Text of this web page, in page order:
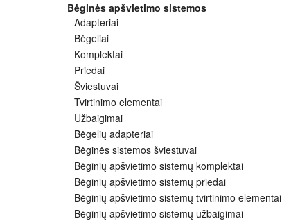
Bėginės apšvietimo sistemos
Adapteriai
Bėgeliai
Komplektai
Priedai
Šviestuvai
Tvirtinimo elementai
Užbaigimai
Bėgelių adapteriai
Bėginės sistemos šviestuvai
Bėginių apšvietimo sistemų komplektai
Bėginių apšvietimo sistemų priedai
Bėginių apšvietimo sistemų tvirtinimo elementai
Bėginių apšvietimo sistemų užbaigimai